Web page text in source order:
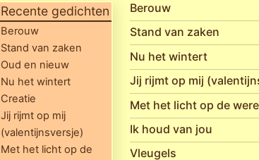
Recente gedichten
Berouw
Stand van zaken
Oud en nieuw
Nu het wintert
Creatie
Jij rijmt op mij
(valentijnsversje)
Met het licht op de
Berouw
Stand van zaken
Nu het wintert
Jij rijmt op mij
Met het licht op de
Ik houd van jou
Vleugels